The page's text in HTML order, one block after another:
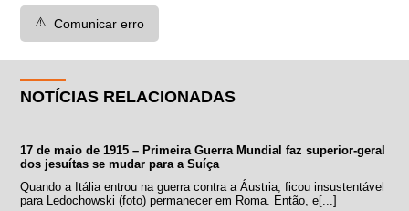
⚠️ Comunicar erro
NOTÍCIAS RELACIONADAS
17 de maio de 1915 – Primeira Guerra Mundial faz superior-geral
dos jesuítas se mudar para a Suíça
Quando a Itália entrou na guerra contra a Áustria, ficou insustentável
para Ledochowski (foto) permanecer em Roma. Então, e[...]